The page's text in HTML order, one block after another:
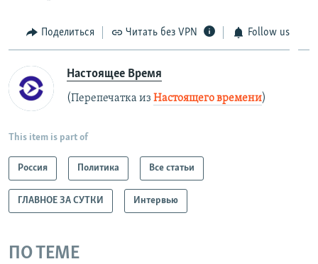
Поделиться Читать без VPN Follow us
Настоящее Время
(Перепечатка из Настоящего времени)
This item is part of
Россия Политика Все статьи
ГЛАВНОЕ ЗА СУТКИ Интервью
ПО ТЕМЕ